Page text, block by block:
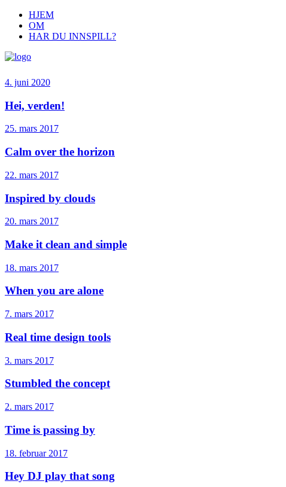
HJEM
OM
HAR DU INNSPILL?
4. juni 2020
Hei, verden!
25. mars 2017
Calm over the horizon
22. mars 2017
Inspired by clouds
20. mars 2017
Make it clean and simple
18. mars 2017
When you are alone
7. mars 2017
Real time design tools
3. mars 2017
Stumbled the concept
2. mars 2017
Time is passing by
18. februar 2017
Hey DJ play that song